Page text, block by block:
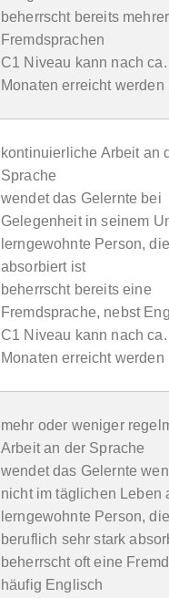
beherrscht bereits
Fremdsprachen
C1 Niveau kann nach ca.
Monaten erreicht werden
kontinuierliche Arbeit an
Sprache
wendet das Gelernte bei
Gelegenheit in seinem
lerngewohnte Person,
absorbiert ist
beherrscht bereits eine
Fremdsprache, nebst
C1 Niveau kann nach
Monaten erreicht werden
mehr oder weniger
Arbeit an der Sprache
wendet das Gelernte
nicht im täglichen Leben
lerngewohnte Person,
beruflich sehr stark
beherrscht oft eine
häufig Englisch